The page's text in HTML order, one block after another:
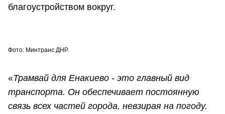
благоустройством вокруг.
Фото: Минтранс ДНР.
«Трамвай для Енакиево - это главный вид
транспорта. Он обеспечивает постоянную
связь всех частей города, невзирая на погоду.